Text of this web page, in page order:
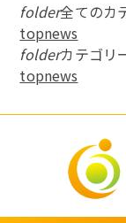
folder全てのカ
topnews
folderカテゴリ
topnews